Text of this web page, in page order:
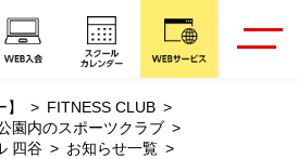
FITNESS CLUB
園内のスポーツクラブ
四谷
お知らせ一覧